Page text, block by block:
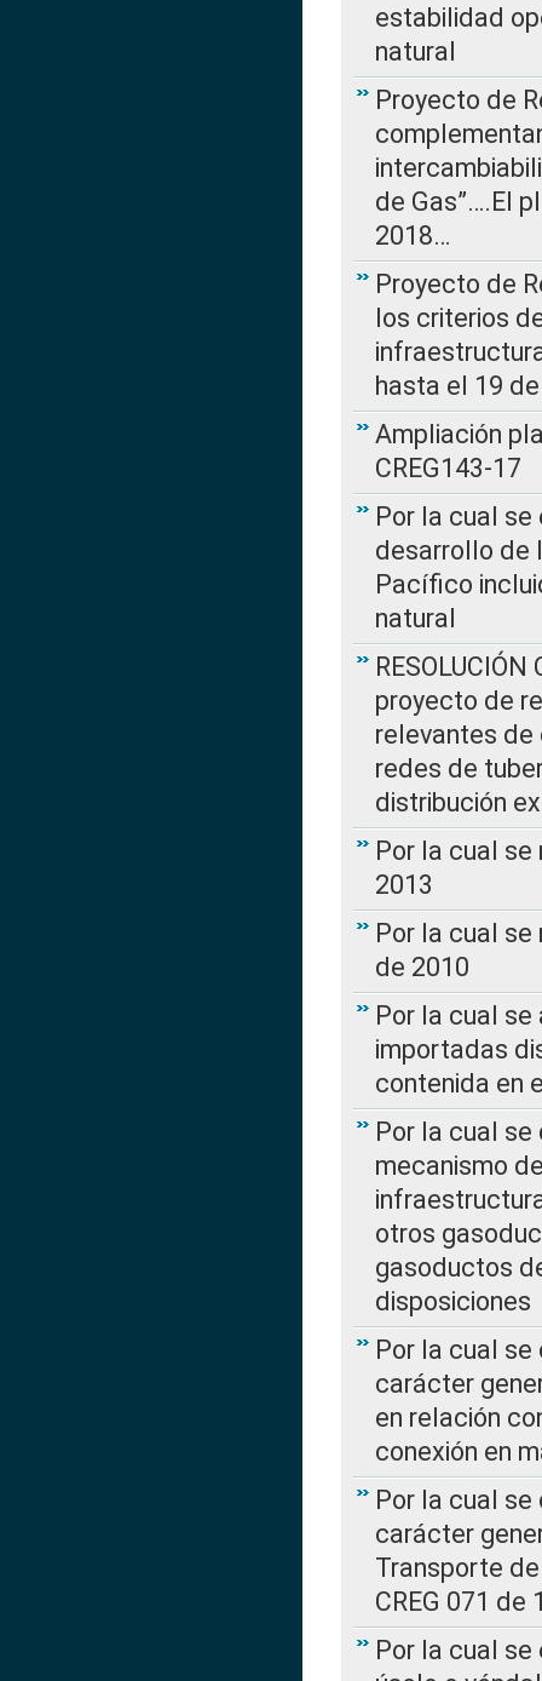
estabilidad
natural
Proyecto de
de Gas”….El
2018…
Proyecto de
los criterios
hasta el 19
Ampliación
CREG143-17
Por la cual
desarrollo de
Pacífico
natural
proyecto de
relevantes de
redes de
distribución
Por la cual se
2013
Por la cual se
de 2010
Por la cual
importadas
contenida en
Por la cual se
mecanismo
otros
gasoductos
disposiciones
Por la cual
carácter
en relación
conexión en
Por la cual
carácter
Transporte
CREG 071 de
Por la cual